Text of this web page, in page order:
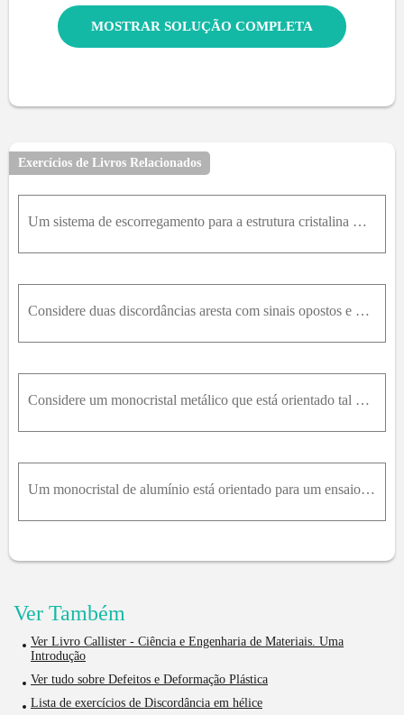
MOSTRAR SOLUÇÃO COMPLETA
Exercícios de Livros Relacionados
Um sistema de escorregamento para a estrutura cristalina CCC é { 110 }111 . De maneira semelhante à Figura 7.6 b , esboce um plano do tipo { 110 } para a estrutura CCC, representando as posições dos á
Considere duas discordâncias aresta com sinais opostos e que possuem planos de escorregamento separados por várias distâncias atômicas, como indicado no diagrama a seguir. Descreva sucintamente o defe
Considere um monocristal metálico que está orientado tal que a normal ao plano de escorregamento e a direção de escorregamento formam ângulos de 43,1 ° e 47,9 ° , respectivamente, com o eixo de tração
Um monocristal de alumínio está orientado para um ensaio de tração tal que a normal ao seu plano de escorregamento forma um ângulo de 28,1 ° com o eixo de tração. Três possíveis direções de escorregam
Ver Também
Ver Livro Callister - Ciência e Engenharia de Materiais. Uma
Introdução
Ver tudo sobre Defeitos e Deformação Plástica
Lista de exercícios de Discordância em hélice